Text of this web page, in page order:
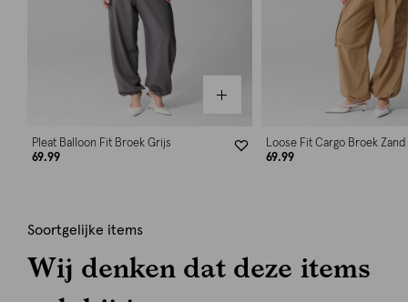
Pleat Balloon Fit Broek Grijs
69.99
Loose Fit Cargo Broek Zand
69.99
Soortgelijke items
Wij denken dat deze items